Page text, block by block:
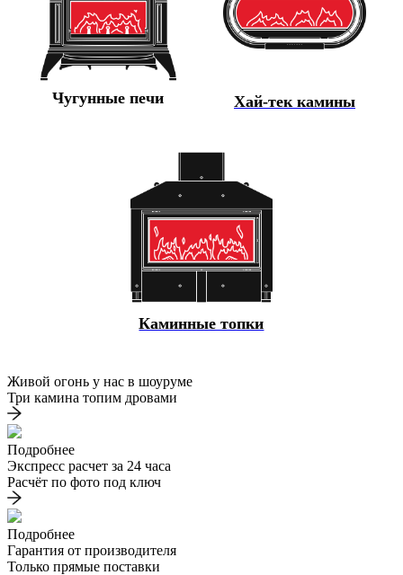
Чугунные печи Хай-тек камины
Каминные топки
Живой огонь у нас в шоуруме
Три камина топим дровами
Подробнее
Экспресс расчет за 24 часа
Расчёт по фото под ключ
Подробнее
Гарантия от производителя
Только прямые поставки